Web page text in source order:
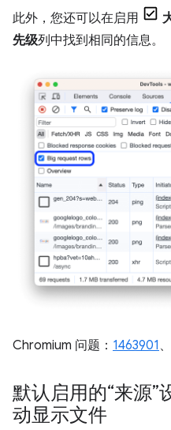
此外，您还可以在启用
先级列中找到相同的信息。
Chromium 问题： 1463901 、
默认启用的“来源”
动显示文件